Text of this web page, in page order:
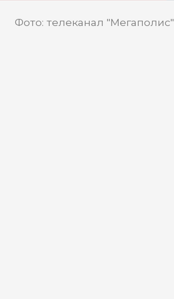
Фото: телеканал "Мегаполис"